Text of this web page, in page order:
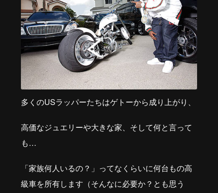
多くのUSラッパーたちはゲトーから成り上がり、
高価なジュエリーや大きな家、そして何と言って
も…
「家族何人いるの？」ってなくらいに何台もの高
級車を所有します（そんなに必要か？とも思う